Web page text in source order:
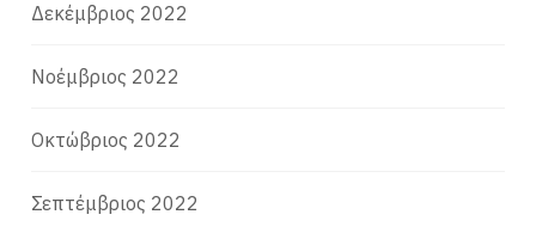
Δεκέμβριος 2022
Νοέμβριος 2022
Οκτώβριος 2022
Σεπτέμβριος 2022